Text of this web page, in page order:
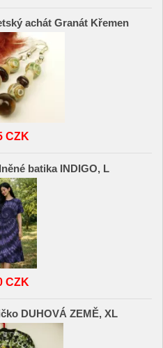
achát Granát Křemen
CZK
batika INDIGO, L
CZK
DUHOVÁ ZEMĚ, XL